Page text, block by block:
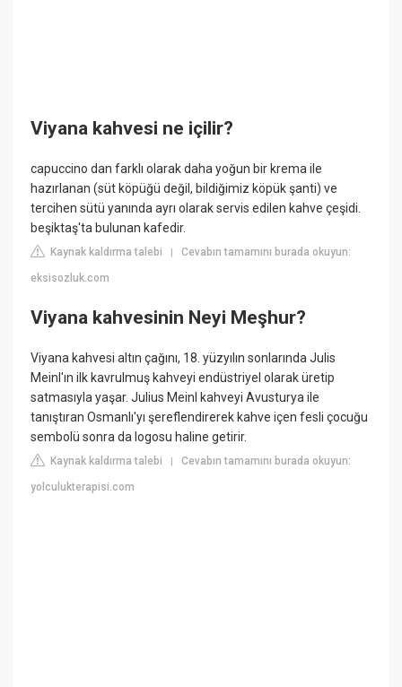
Viyana kahvesi ne içilir?
capuccino dan farklı olarak daha yoğun bir krema ile
hazırlanan (süt köpüğü değil, bildiğimiz köpük şanti) ve
tercihen sütü yanında ayrı olarak servis edilen kahve çeşidi.
beşiktaş'ta bulunan kafedir.
Kaynak kaldırma talebi |Cevabın tamamını burada okuyun:
eksisozluk.com
Viyana kahvesinin Neyi Meşhur?
Viyana kahvesi altın çağını, 18. yüzyılın sonlarında Julis
Meinl'ın ilk kavrulmuş kahveyi endüstriyel olarak üretip
satmasıyla yaşar. Julius Meinl kahveyi Avusturya ile
tanıştıran Osmanlı'yı şereflendirerek kahve içen fesli çocuğu
sembolü sonra da logosu haline getirir.
Kaynak kaldırma talebi |Cevabın tamamını burada okuyun:
yolculukterapisi.com